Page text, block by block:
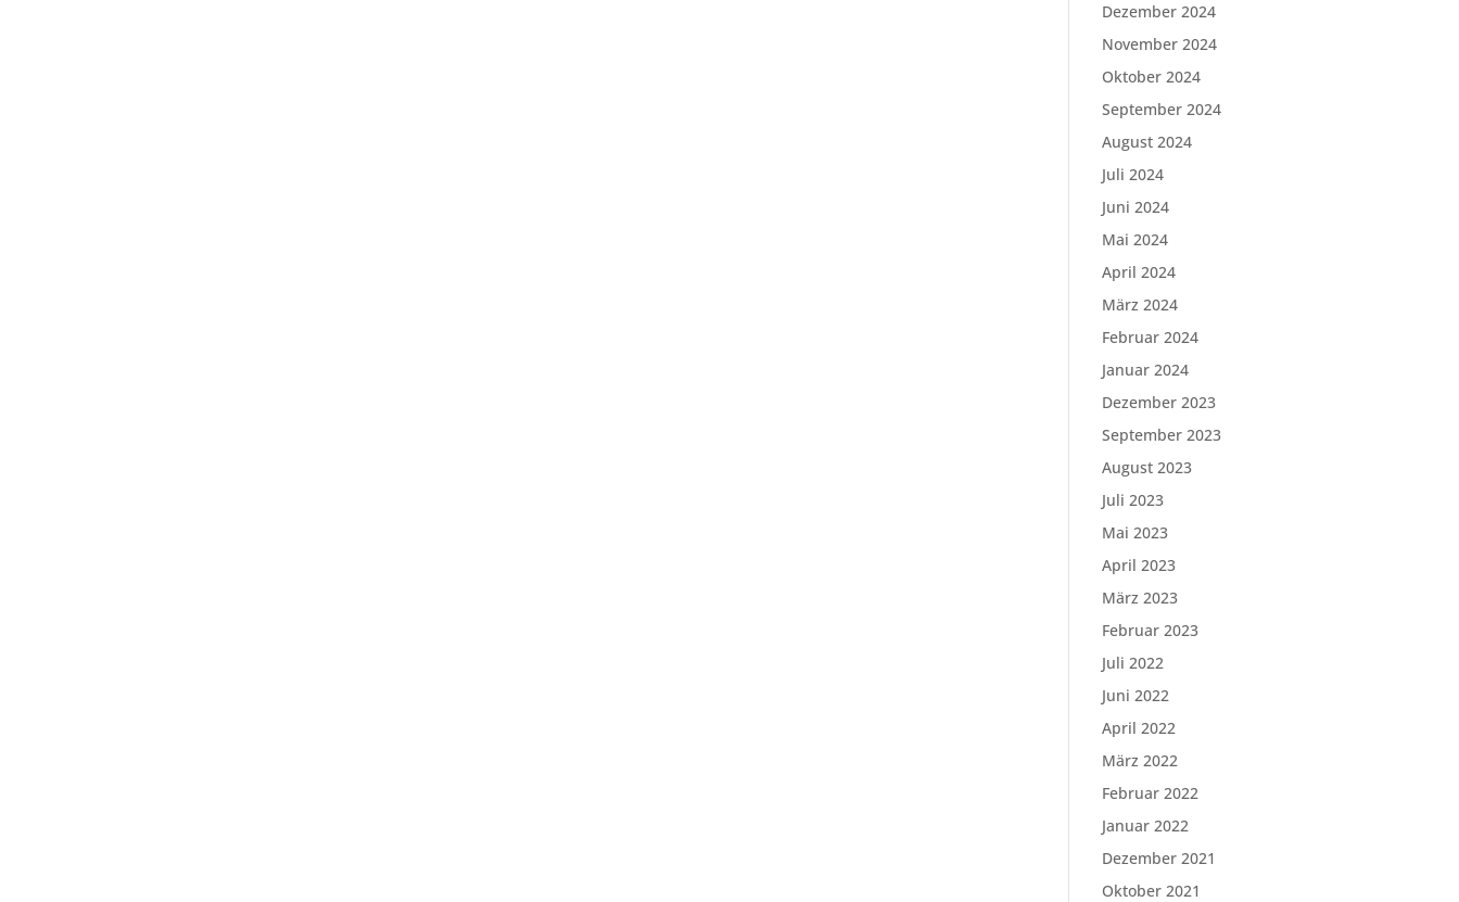
Dezember 2024
November 2024
Oktober 2024
September 2024
August 2024
Juli 2024
Juni 2024
Mai 2024
April 2024
März 2024
Februar 2024
Januar 2024
Dezember 2023
September 2023
August 2023
Juli 2023
Mai 2023
April 2023
März 2023
Februar 2023
Juli 2022
Juni 2022
April 2022
März 2022
Februar 2022
Januar 2022
Dezember 2021
Oktober 2021